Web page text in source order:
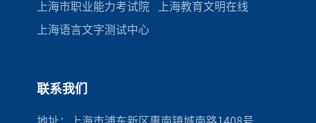
上海市职业能力考试院 上海教育文明在线
上海语言文字测试中心
联系我们